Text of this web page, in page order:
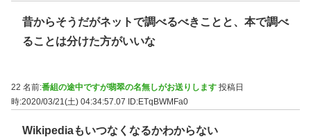
昔からそうだがネットで調べるべきことと、本で調べ
ることは分けた方がいいな
22 名前:番組の途中ですが翡翠の名無しがお送りします 投稿日
時:2020/03/21(土) 04:34:57.07 ID:ETqBWMFa0
Wikipediaもいつなくなるかわからない